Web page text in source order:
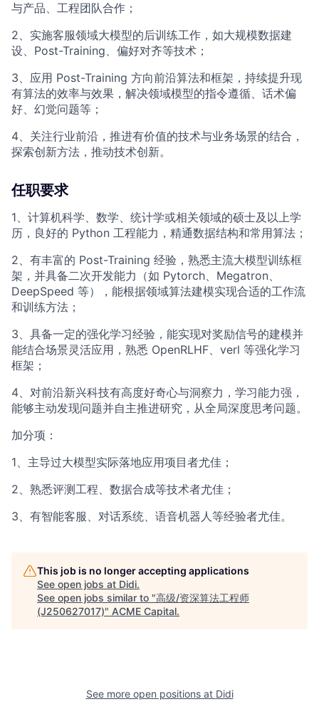
与产品、工程团队合作；
2、实施客服领域大模型的后训练工作，如大规模数据建
设、Post-Training、偏好对齐等技术；
3、应用 Post-Training 方向前沿算法和框架，持续提升现
有算法的效率与效果，解决领域模型的指令遵循、话术偏
好、幻觉问题等；
4、关注行业前沿，推进有价值的技术与业务场景的结合，
探索创新方法，推动技术创新。
任职要求
1、计算机科学、数学、统计学或相关领域的硕士及以上学
历，良好的 Python 工程能力，精通数据结构和常用算法；
2、有丰富的 Post-Training 经验，熟悉主流大模型训练框
架，并具备二次开发能力（如 Pytorch、Megatron、
DeepSpeed 等），能根据领域算法建模实现合适的工作流
和训练方法；
3、具备一定的强化学习经验，能实现对奖励信号的建模并
能结合场景灵活应用，熟悉 OpenRLHF、verl 等强化学习
框架；
4、对前沿新兴科技有高度好奇心与洞察力，学习能力强，
能够主动发现问题并自主推进研究，从全局深度思考问题。
加分项：
1、主导过大模型实际落地应用项目者尤佳；
2、熟悉评测工程、数据合成等技术者尤佳；
3、有智能客服、对话系统、语音机器人等经验者尤佳。
This job is no longer accepting applications
See open jobs at Didi.
See open jobs similar to "高级/资深算法工程师
(J250627017)" ACME Capital.
See more open positions at Didi